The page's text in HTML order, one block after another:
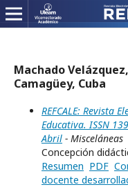
Machado
Camagüey, Cuba
REFCALE: Revista
Educativa. ISSN
Abril - Misceláneas
Concepción
Resumen PDF
docente